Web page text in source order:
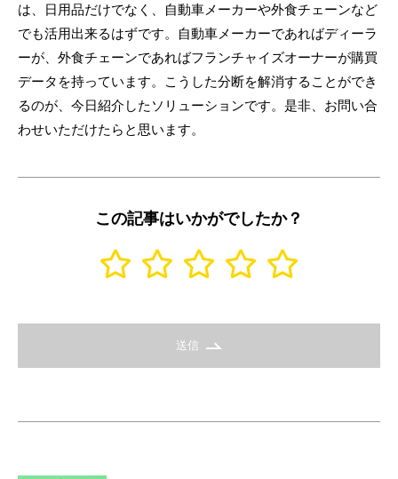
は、日用品だけでなく、自動車メーカーや外食チェーンなど
でも活用出来るはずです。自動車メーカーであればディーラ
ーが、外食チェーンであればフランチャイズオーナーが購買
データを持っています。こうした分断を解消することができ
るのが、今日紹介したソリューションです。是非、お問い合
わせいただけたらと思います。
この記事はいかがでしたか？
送信